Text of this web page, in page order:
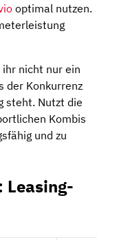
optimal nutzen.
nicht nur ein
der Konkurrenz
steht. Nutzt die
Kombis
und zu
Leasing-